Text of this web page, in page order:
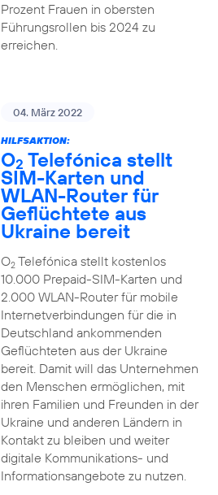
Prozent Frauen in obersten
Führungsrollen bis 2024 zu
erreichen.
04. März 2022
HILFSAKTION:
O2 Telefónica stellt
SIM-Karten und
WLAN-Router für
Geflüchtete aus
Ukraine bereit
O2Telefónica stellt kostenlos
10.000 Prepaid-SIM-Karten und
2.000 WLAN-Router für mobile
Internetverbindungen für die in
Deutschland ankommenden
Geflüchteten aus der Ukraine
bereit. Damit will das Unternehmen
den Menschen ermöglichen, mit
ihren Familien und Freunden in der
Ukraine und anderen Ländern in
Kontakt zu bleiben und weiter
digitale Kommunikations- und
Informationsangebote zu nutzen.